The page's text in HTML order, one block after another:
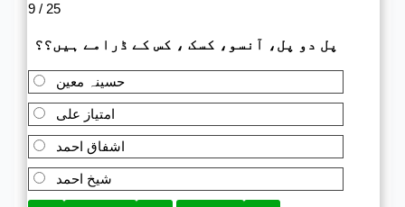
9 / 25
پل دو پل، آنسو، کسک ، کس کے ڈرامے ہیں؟؟
حسینہ معین
امتیاز علی
اشفاق احمد
شیخ احمد